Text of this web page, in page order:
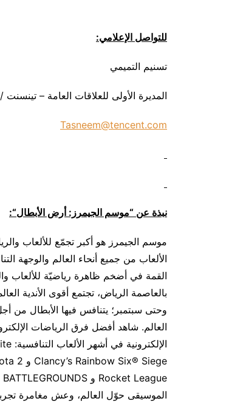
للتواصل الإعلامي:
تسنيم التميمي
المديرة الأولى للعلاقات العامة –
Tasneem@tencent.com
نبذة عن “موسم الجيمرز: أرض الأبطال“
:
موسم الجيمرز هو أكبر تجمّع للألعاب
الألعاب من جميع أنحاء العالم والوجهة
القمة في أضخم ظاهرة رياضيّة للألعاب
بالعاصمة الرياض، تجتمع أقوى الأندية
وحتى سبتمبر؛ يتنافس فيها الأبطال من
العالم. شاهد أفضل فرق الرياضات
الموسيقى حوّل العالم، وعش مغامرة تجربة